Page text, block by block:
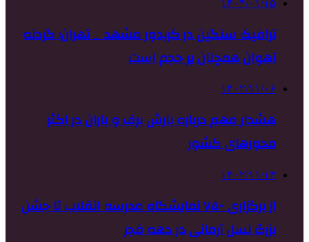
۱۴۰۴/۰۱/۱۵
ترافیک سنگین در کریدور مشهد _ تهران؛ گردنه
آهوان همچنان پر حجم است
۱۴۰۲/۱۱/۰۶
هشدار مهم درباره بارش برف و باران در اکثر
محورهای کشور
۱۴۰۲/۱۱/۱۳
از برگزاری ۷۵۰۰ نمایشگاه مدرسه انقلاب تا جشن
بزرگ نسل آرمانی در دهه فجر